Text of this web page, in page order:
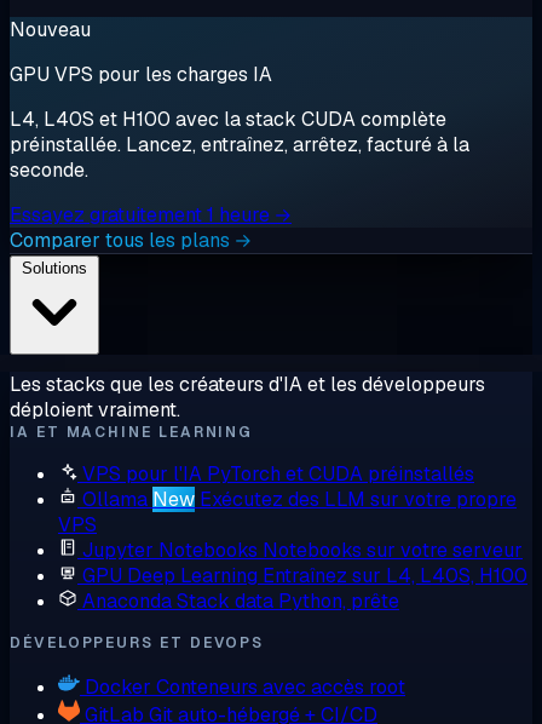
Nouveau
GPU VPS pour les charges IA
L4, L40S et H100 avec la stack CUDA complète
préinstallée. Lancez, entraînez, arrêtez, facturé à la
seconde.
Essayez gratuitement 1 heure →
Comparer tous les plans →
Les stacks que les créateurs d'IA et les développeurs
déploient vraiment.
IA ET MACHINE LEARNING
VPS pour l'IA PyTorch et CUDA préinstallés
Ollama New Exécutez des LLM sur votre propre
VPS
Jupyter Notebooks Notebooks sur votre serveur
GPU Deep Learning Entraînez sur L4, L40S, H100
AnacondaStack data Python, prête
DÉVELOPPEURS ET DEVOPS
Docker Conteneurs avec accès root
GitLab Git auto-hébergé + CI/CD